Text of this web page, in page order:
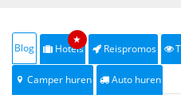
Blog Hotels
★
Reispromos
Camper huren Auto huren